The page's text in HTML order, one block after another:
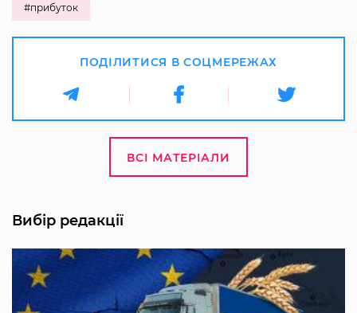
#прибуток
ПОДІЛИТИСЯ В СОЦМЕРЕЖАХ
ВСІ МАТЕРІАЛИ
Вибір редакції